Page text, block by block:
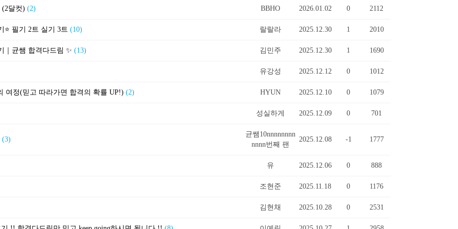
(2달컷) (2) BBHO 2026.01.02 0 2112
필기 2트 실기 3트 (10) 랄랄라 2025.12.30 1 2010
균쌤 합격다드림 ✨ (13) 김민주 2025.12.30 1 1690
유강성 2025.12.12 0 1012
여정(믿고 따라가면 합격의 확률 UP!) (2) HYUN 2025.12.10 0 1079
성실하게 2025.12.09 0 701
(3)
균쌤10nnnnnnnn
nnnn번째 팬
2025.12.08 -1 1777
유 2025.12.06 0 888
조현준 2025.11.18 0 1176
김현채 2025.10.28 0 2531